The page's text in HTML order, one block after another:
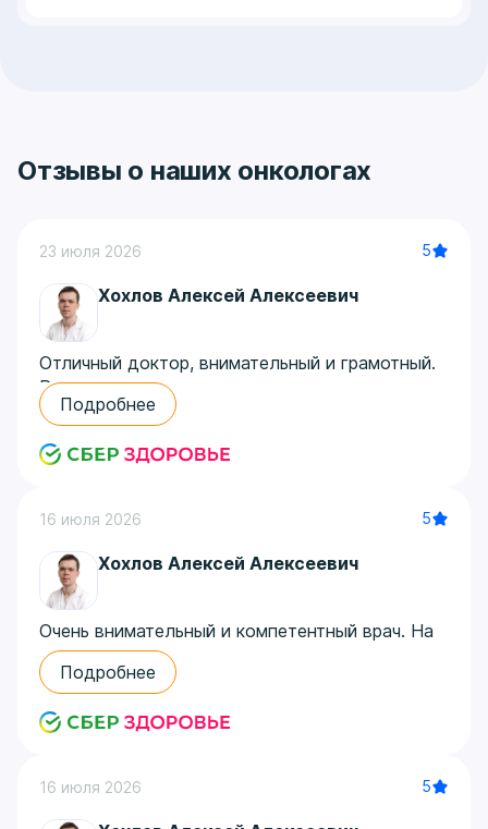
Отзывы о наших онкологах
23 июля 2026 5
Хохлов Алексей Алексеевич
Отличный доктор, внимательный и грамотный.
Рекомендую.
Автор отзыва: Севда
Подробнее
16 июля 2026 5
Хохлов Алексей Алексеевич
Очень внимательный и компетентный врач. На
приеме успокоил и дал все нужные
рекомендации. Очень рекомендую.
Автор отзыва: Елена
Подробнее
16 июля 2026 5